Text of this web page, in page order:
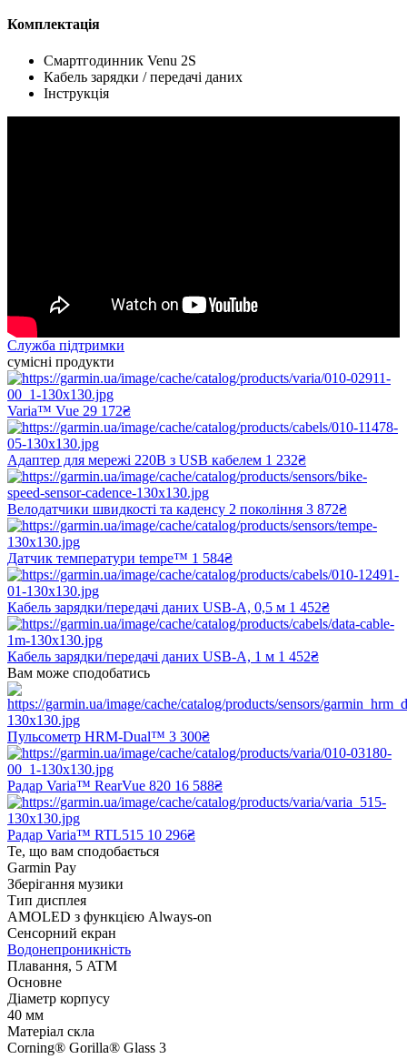
Комплектація
Смартгодинник Venu 2S
Кабель зарядки / передачі даних
Інструкція
Служба підтримки
сумісні продукти
Varia™ Vue 29 172₴
Адаптер для мережі 220В з USB кабелем 1 232₴
Велодатчики швидкості та каденсу 2 покоління 3 872₴
Датчик температури tempe™ 1 584₴
Кабель зарядки/передачі даних USB-A, 0,5 м 1 452₴
Кабель зарядки/передачі даних USB-A, 1 м 1 452₴
Вам може сподобатись
Пульсометр HRM-Dual™ 3 300₴
Радар Varia™ RearVue 820 16 588₴
Радар Varia™ RTL515 10 296₴
Те, що вам сподобається
Garmin Pay
Зберігання музики
Тип дисплея
AMOLED з функцією Always-on
Сенсорний екран
Водонепроникність
Плавання, 5 ATM
Основне
Діаметр корпусу
40 мм
Матеріал скла
Corning® Gorilla® Glass 3